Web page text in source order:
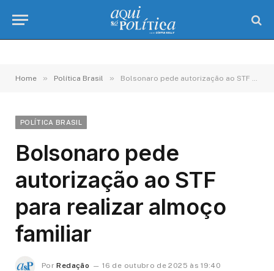
Home » Política Brasil » Bolsonaro pede autorização ao STF para realizar almoço familiar
POLÍTICA BRASIL
Bolsonaro pede
autorização ao STF
para realizar almoço
familiar
Por Redação
16 de outubro de 2025 às 19:40